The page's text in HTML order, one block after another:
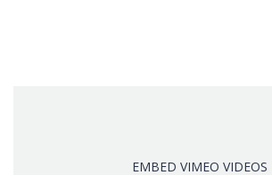
EMBED VIMEO VIDEOS